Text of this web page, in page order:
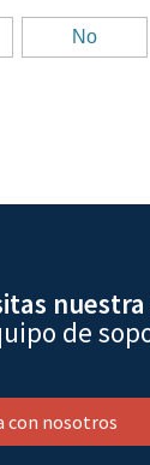
de
con nosotros